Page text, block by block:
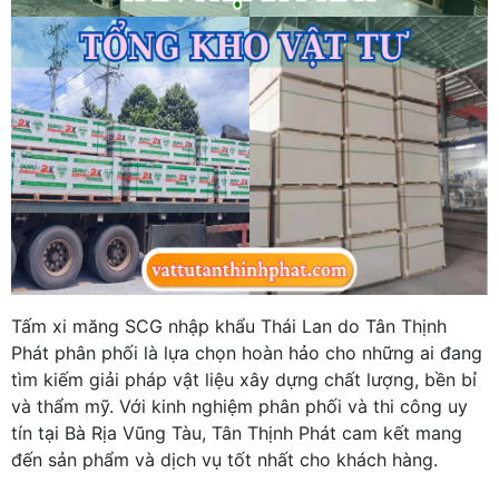
Tấm xi măng SCG nhập khẩu Thái Lan do Tân Thịnh
Phát phân phối là lựa chọn hoàn hảo cho những ai đang
tìm kiếm giải pháp vật liệu xây dựng chất lượng, bền bỉ
và thẩm mỹ. Với kinh nghiệm phân phối và thi công uy
tín tại Bà Rịa Vũng Tàu, Tân Thịnh Phát cam kết mang
đến sản phẩm và dịch vụ tốt nhất cho khách hàng.